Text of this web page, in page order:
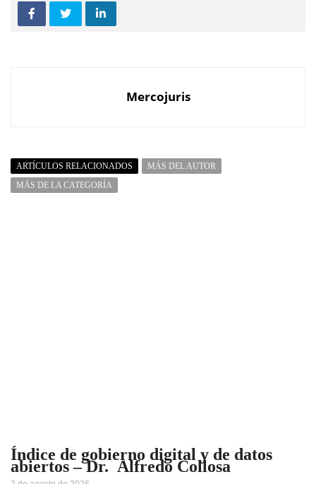
Mercojuris
ARTÍCULOS RELACIONADOS
MÁS DEL AUTOR
MÁS DE LA CATEGORÍA
Índice de gobierno digital y de datos
abiertos – Dr. Alfredo Collosa